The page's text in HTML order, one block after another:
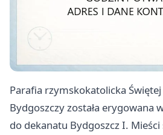
Parafia rzymskokatolicka
Bydgoszczy została erygowana
do dekanatu Bydgoszcz I. Mieści